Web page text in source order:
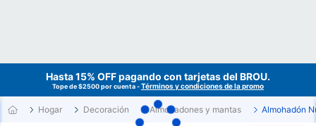
Hasta 15% OFF pagando con tarjetas del BROU.
Tope de $2500 por cuenta -Términos y condiciones de la promo
Hogar Decoración Almohadones y mantas Almohadón